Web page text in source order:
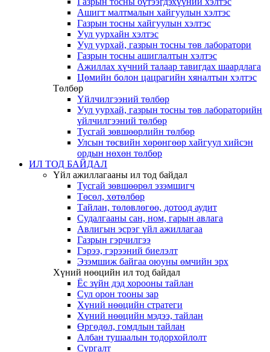
Ашигт малтмалын хайгуулын хэлтэс
Газрын тосны хайгуулын хэлтэс
Уул уурхайн хэлтэс
Уул уурхай, газрын тосны төв лаборатори
Газрын тосны ашиглалтын хэлтэс
Ажиллах хүчний талаар тавигдах шаардлага
Цөмийн болон цацрагийн хяналтын хэлтэс
Төлбөр
Үйлчилгээний төлбөр
Уул уурхай, газрын тосны төв лабораторийн
үйлчилгээний төлбөр
Тусгай зөвшөөрлийн төлбөр
Улсын төсвийн хөрөнгөөр хайгуул хийсэн
ордын нөхөн төлбөр
ИЛ ТОД БАЙДАЛ
Үйл ажиллагааны ил тод байдал
Тусгай зөвшөөрөл эзэмшигч
Төсөл, хөтөлбөр
Тайлан, төлөвлөгөө, дотоод аудит
Судалгааны сан, ном, гарын авлага
Авлигын эсрэг үйл ажиллагаа
Газрын гэрчилгээ
Гэрээ, гэрээний биелэлт
Эзэмшиж байгаа оюуны өмчийн эрх
Хүний нөөцийн ил тод байдал
Ёс зүйн дэд хорооны тайлан
Сул орон тооны зар
Хүний нөөцийн стратеги
Хүний нөөцийн мэдээ, тайлан
Өргөдөл, гомдлын тайлан
Албан тушаалын тодорхойлолт
Сургалт